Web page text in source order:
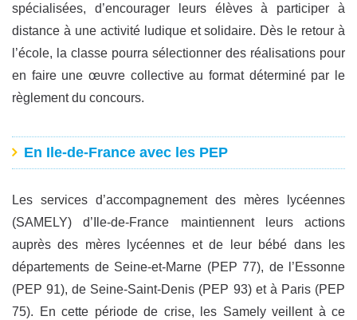
spécialisées, d’encourager leurs élèves à participer à
distance à une activité ludique et solidaire. Dès le retour à
l’école, la classe pourra sélectionner des réalisations pour
en faire une œuvre collective au format déterminé par le
règlement du concours.
En Ile-de-France avec les PEP
Les services d’accompagnement des mères lycéennes
(SAMELY) d’Ile-de-France maintiennent leurs actions
auprès des mères lycéennes et de leur bébé dans les
départements de Seine-et-Marne (PEP 77), de l’Essonne
(PEP 91), de Seine-Saint-Denis (PEP 93) et à Paris (PEP
75). En cette période de crise, les Samely veillent à ce